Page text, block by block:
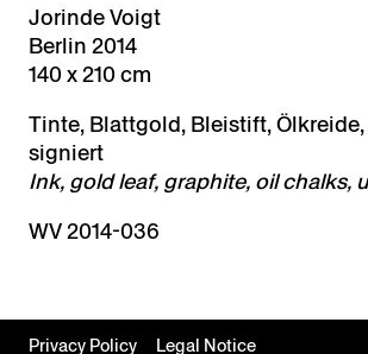
Jorinde Voigt
Berlin 2014
140 x 210 cm
Tinte, Blattgold, Bleistift,
signiert
Ink, gold leaf, graphite, oil chalks,
WV 2014-036
Privacy Policy Legal Notice